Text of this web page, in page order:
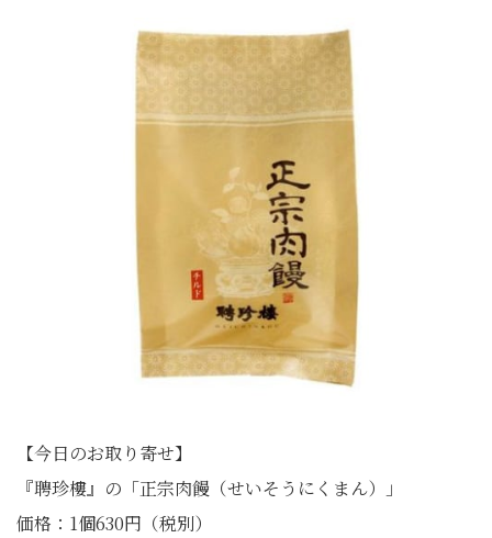
【今日のお取り寄せ】
『聘珍樓』の「正宗肉饅（せいそうにくまん）」
価格：1個630円（税別）